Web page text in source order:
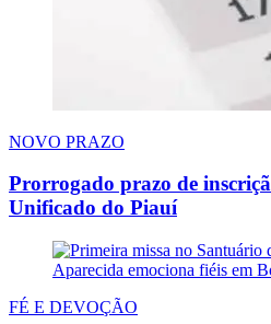
NOVO PRAZO
Prorrogado prazo de
Unificado do Piauí
FÉ E DEVOÇÃO